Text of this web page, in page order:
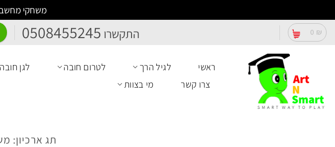
משחקי מחשב
Skip
0 ₪ התקשרו 0508455245
ראשי לגיל הרך לטרום חובה לגן חובה
צרו קשר
מי בצוות
תג ארכיון: